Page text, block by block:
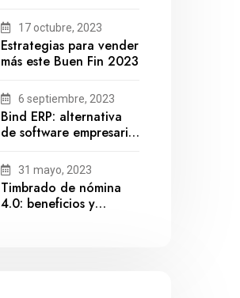
17 octubre, 2023
Estrategias para vender
más este Buen Fin 2023
6 septiembre, 2023
Bind ERP: alternativa
de software empresarial
Gestionix
31 mayo, 2023
Timbrado de nómina
4.0: beneficios y